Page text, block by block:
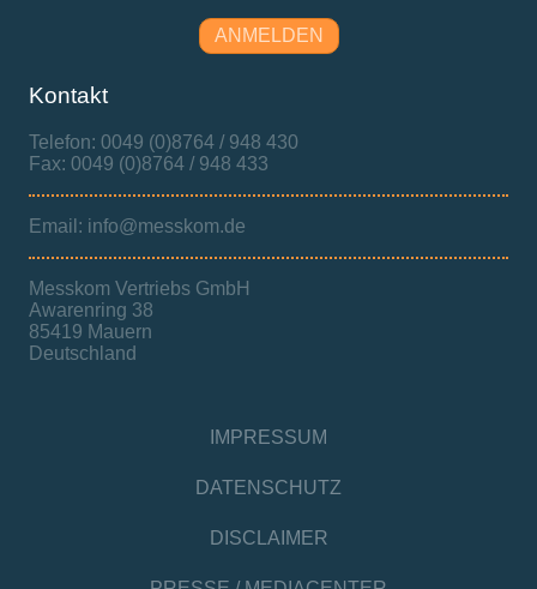
ANMELDEN
Kontakt
Telefon: 0049 (0)8764 / 948 430
Fax: 0049 (0)8764 / 948 433
Email: info@messkom.de
Messkom Vertriebs GmbH
Awarenring 38
85419 Mauern
Deutschland
IMPRESSUM
DATENSCHUTZ
DISCLAIMER